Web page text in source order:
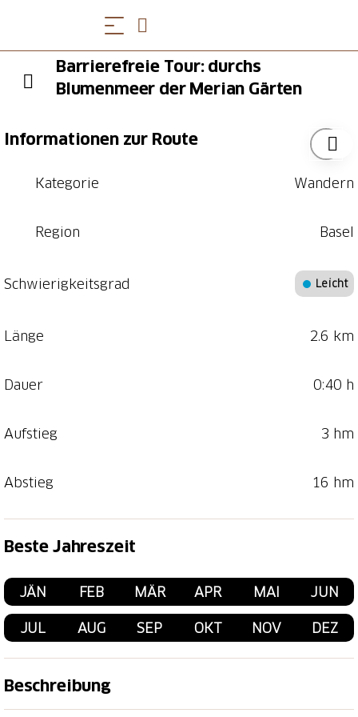
Barrierefreie Tour: durchs
Blumenmeer der Merian Gärten
Informationen zur Route
Kategorie Wandern
Region Basel
Schwierigkeitsgrad Leicht
Länge 2.6 km
Dauer 0:40 h
Aufstieg 3 hm
Abstieg 16 hm
Beste Jahreszeit
JÄN FEB MÄR APR MAI JUN
JUL AUG SEP OKT NOV DEZ
Beschreibung